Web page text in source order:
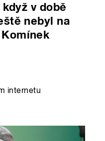
v době
nebyl na
internetu